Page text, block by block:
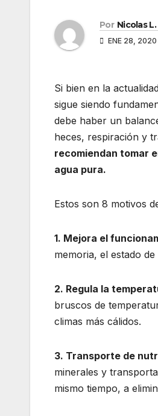
Por Nicolas L.
ENE 28, 2020
Si bien en la
sigue siendo
debe haber un
heces, respiración y
recomiendan tomar
agua pura.
Estos son 8 motivos
1. Mejora el
memoria, el estado
2. Regula la
bruscos de
climas más cálidos.
3. Transporte de
minerales y
mismo tiempo, a